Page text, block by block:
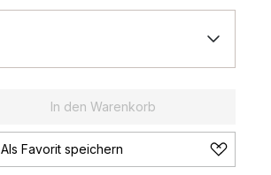
In den Warenkorb
Als Favorit speichern